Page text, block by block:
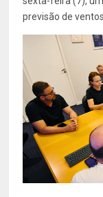
previsão de